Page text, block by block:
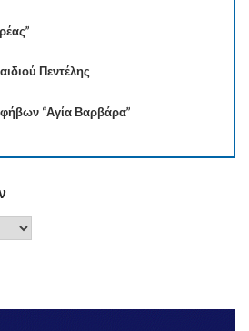
Πεντέλης
“Αγία Βαρβάρα”